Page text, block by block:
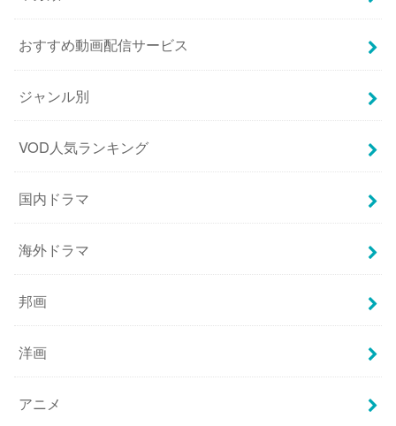
おすすめ動画配信サービス
ジャンル別
VOD人気ランキング
国内ドラマ
海外ドラマ
邦画
洋画
アニメ